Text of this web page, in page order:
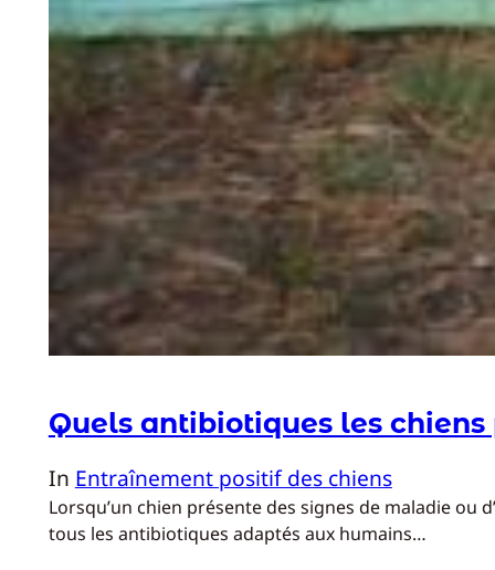
Quels antibiotiques les
In Entraînement positif des chiens
Lorsqu’un chien présente des signes de maladie
tous les antibiotiques adaptés aux humains…